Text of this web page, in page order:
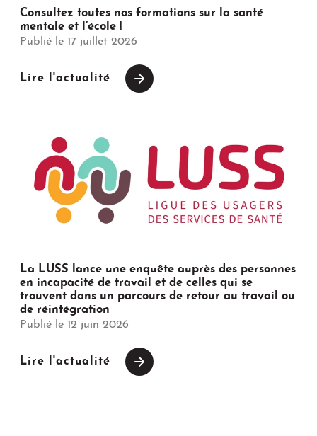
Consultez toutes nos formations sur la santé
mentale et l’école !
Publié le 17 juillet 2026
Lire l'actualité
La LUSS lance une enquête auprès des personnes
en incapacité de travail et de celles qui se
trouvent dans un parcours de retour au travail ou
de réintégration
Publié le 12 juin 2026
Lire l'actualité